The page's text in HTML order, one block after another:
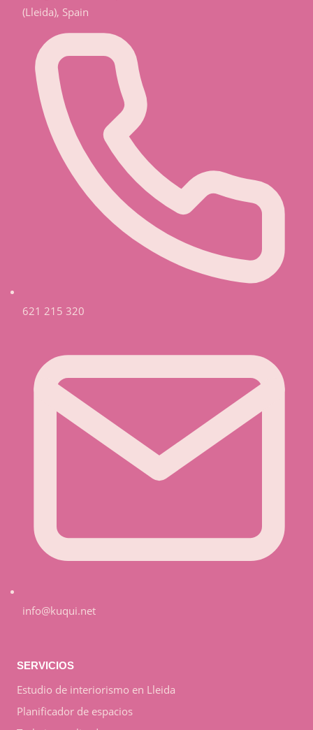
(Lleida), Spain
621 215 320
info@kuqui.net
SERVICIOS
Estudio de interiorismo en Lleida
Planificador de espacios